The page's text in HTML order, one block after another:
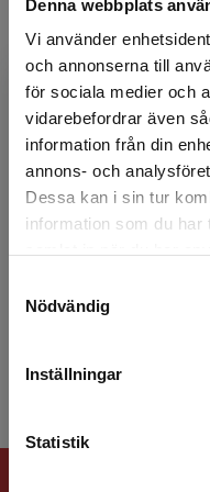
Denna webbplats
Vi använder
och annonserna till
för sociala medier och
vidarebefordrar även
information från din
annons- och
Dessa kan i sin tur
information som du har
Nödvändig
Inställningar
Statistik
Det verkar som att
studentlitteratur.se
Vi erbjuder inte
att kunna slutföra
under 2022 så länge
Peter
Peter Watcyn-
många andra
Bland de senaste